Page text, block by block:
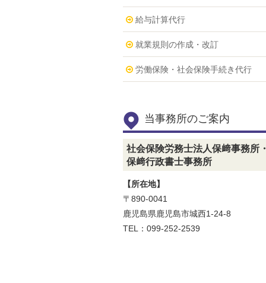
給与計算代行
就業規則の作成・改訂
労働保険・社会保険手続き代行
当事務所のご案内
社会保険労務士法人保﨑事務所
保﨑行政書士事務所
【所在地】
〒890-0041
鹿児島県鹿児島市城西1-24-8
TEL：099-252-2539